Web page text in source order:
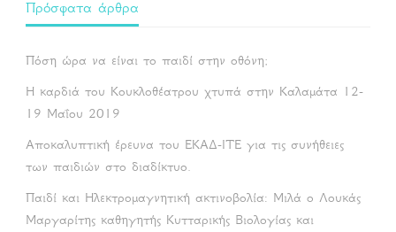
Πρόσφατα άρθρα
Πόση ώρα να είναι το παιδί στην οθόνη;
Η καρδιά του Κουκλοθέατρου χτυπά στην Καλαμάτα 12-
19 Μαΐου 2019
Αποκαλυπτική έρευνα του ΕΚΑΔ-ΙΤΕ για τις συνήθειες
των παιδιών στο διαδίκτυο.
Παιδί και Ηλεκτρομαγνητική ακτινοβολία: Μιλά ο Λουκάς
Μαργαρίτης καθηγητής Κυτταρικής Βιολογίας και